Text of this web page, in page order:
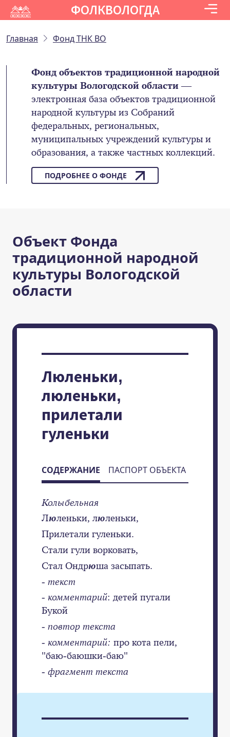
ФОЛКВОЛОГДА
Главная Фонд ТНК ВО
Фонд объектов традиционной народной
культуры Вологодской области—
электронная база объектов традиционной
народной культуры из Собраний
федеральных, региональных,
муниципальных учреждений культуры и
образования, а также частных коллекций.
ПОДРОБНЕЕ О ФОНДЕ
Объект Фонда
традиционной народной
культуры Вологодской
области
Люленьки,
люленьки,
прилетали
гуленьки
СОДЕРЖАНИЕ ПАСПОРТ ОБЪЕКТА
Колыбельная
Люленьки, люленьки,
Прилетали гуленьки.
Стали гули ворковать,
Стал Ондрюша засыпать.
- текст
- комментарий: детей пугали
Букой
- повтор текста
- комментарий: про кота пели,
"баю-баюшки-баю"
- фрагмент текста